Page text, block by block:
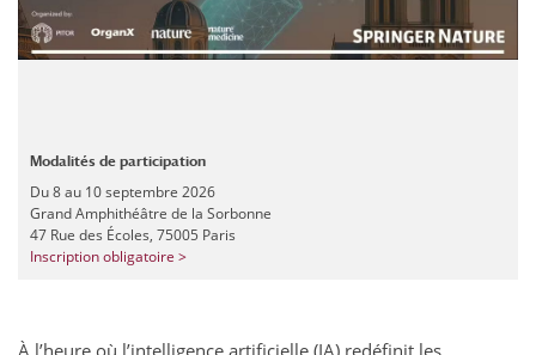
Modalités de participation
Du 8 au 10 septembre 2026
Grand Amphithéâtre de la Sorbonne
47 Rue des Écoles, 75005 Paris
Inscription obligatoire >